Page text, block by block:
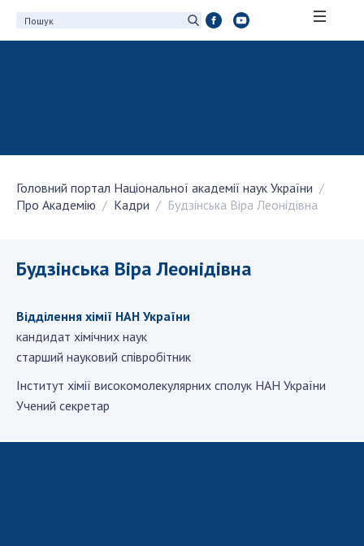
100-річчя Національної академії наук
Нагороди, відзнаки та почесні звання НАН
України
Благодійний фонд імені Бориса Патона
Віртуальний тур у НАН України
наук України
Книга пам'яті
СТРУКТУРА
Головний портал Національної академії наук України
Про Академію
Кадри Будзінська Віра Леонідівна
Будзінська Віра Леонідівна
Відділення хімії НАН України
кандидат хімічних наук
старший науковий співробітник
Iнститут хiмiї високомолекулярних сполук НАН України
Учений секретар